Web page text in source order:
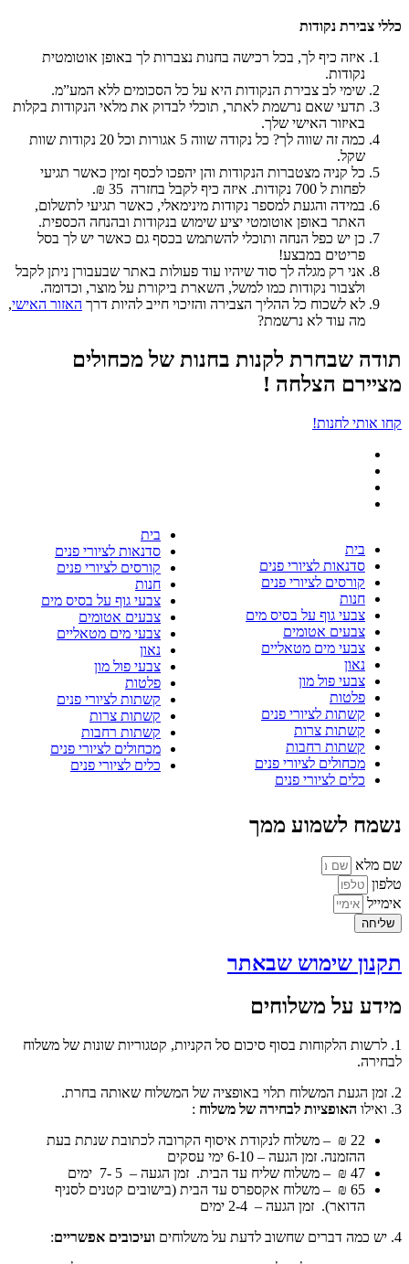
כללי צבירת נקודות
איזה כיף לך, בכל רכישה בחנות נצברות לך באופן אוטומטית
נקודות.
שימי לב צבירת הנקודות היא על כל הסכומים ללא המע”מ.
תדעי שאם נרשמת לאתר, תוכלי לבדוק את מלאי הנקודות בקלות
באיזור האישי שלך.
כמה זה שווה לך? כל נקודה שווה 5 אגורות וכל 20 נקודות שוות
שקל.
כל קניה מצטברות הנקודות והן יהפכו לכסף זמין כאשר תגיעי
לפחות ל 700 נקודות. איזה כיף לקבל בחזרה 35 ₪.
במידה והגעת למספר נקודות מינימאלי, כאשר תגיעי לתשלום,
האתר באופן אוטומטי יציע שימוש בנקודות ובהנחה הכספית.
כן יש כפל הנחה ותוכלי להשתמש בכסף גם כאשר יש לך בסל
פריטים במבצע!
אני רק מגלה לך סוד שיהיו עוד פעולות באתר שבעבורן ניתן לקבל
ולצבור נקודות כמו למשל, השארת ביקורת על מוצר, וכדומה.
לא לשכוח כל ההליך הצבירה והזיכוי חייב להיות דרך האזור האישי,
מה עוד לא נרשמת?
תודה שבחרת לקנות בחנות של מכחולים
מציירם הצלחה !
קחו אותי לחנות!
בית
סדנאות לציורי פנים
קורסים לציורי פנים
חנות
צבעי גוף על בסיס מים
צבעים אטומים
צבעי מים מטאליים
נאון
צבעי פול מון
פלטות
קשתות לציורי פנים
קשתות צרות
קשתות רחבות
מכחולים לציורי פנים
כלים לציורי פנים
בית
סדנאות לציורי פנים
קורסים לציורי פנים
חנות
צבעי גוף על בסיס מים
צבעים אטומים
צבעי מים מטאליים
נאון
צבעי פול מון
פלטות
קשתות לציורי פנים
קשתות צרות
קשתות רחבות
מכחולים לציורי פנים
כלים לציורי פנים
נשמח לשמוע ממך
שם מלא
טלפון
אימייל
שליחה
תקנון שימוש שבאתר
מידע על משלוחים
1. לרשות הלקוחות בסוף סיכום סל הקניות, קטגוריות שונות של משלוח
לבחירה.
2. זמן הגעת המשלוח תלוי באופציה של המשלוח שאותה בחרת.
3. ואילו
האופציות לבחירה של משלוח :
22 ₪ –
משלוח לנקודת איסוף הקרובה לכתובת שנתת בעת
ההזמנה. זמן הגעה – 6-10 ימי עסקים
47 ₪ –
משלוח שליח עד הבית. זמן הגעה – 5 -7 ימים
65 ₪ –
משלוח אקספרס עד הבית (בישובים קטנים לסניף
הדואר). זמן הגעה – 2-4 ימים
4. יש כמה דברים שחשוב לדעת על משלוחים
ועיכובים אפשריים: